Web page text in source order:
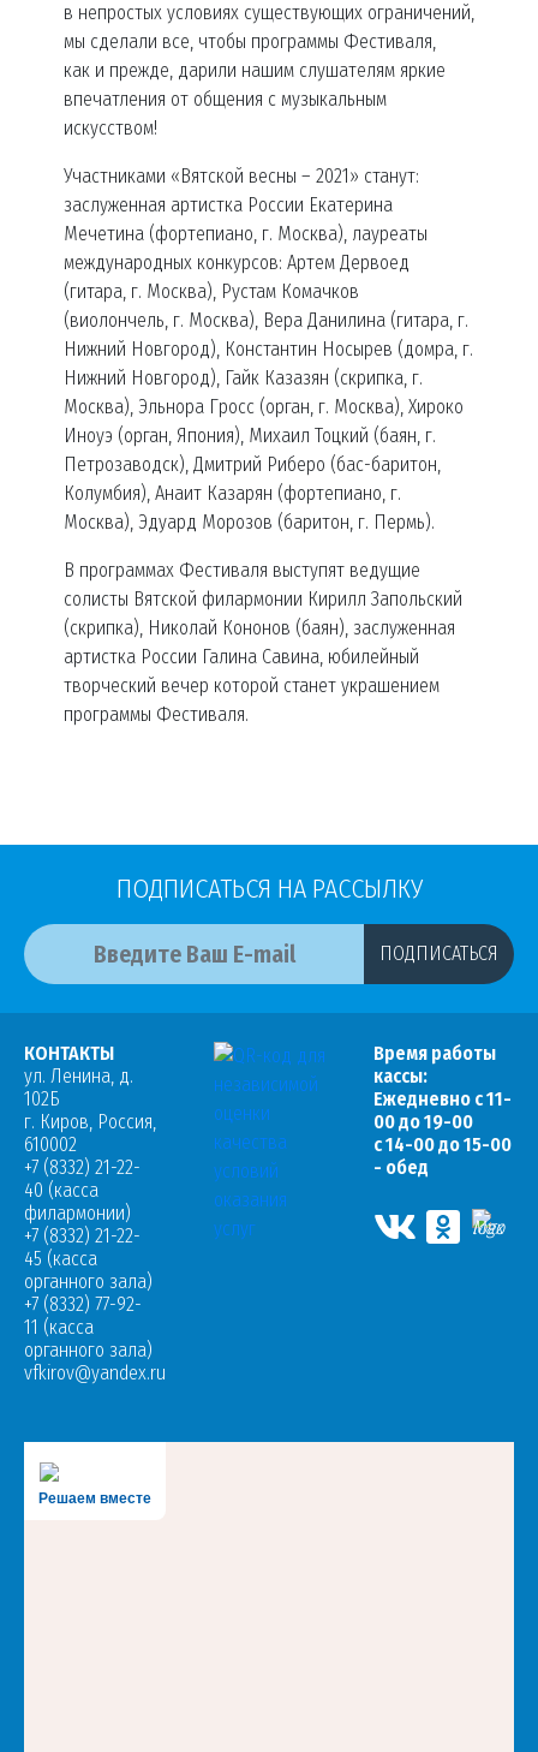
в непростых условиях существующих ограничений,
мы сделали все, чтобы программы Фестиваля,
как и прежде, дарили нашим слушателям яркие
впечатления от общения с музыкальным
искусством!
Участниками «Вятской весны – 2021» станут:
заслуженная артистка России Екатерина
Мечетина (фортепиано, г. Москва), лауреаты
международных конкурсов: Артем Дервоед
(гитара, г. Москва), Рустам Комачков
(виолончель, г. Москва), Вера Данилина (гитара, г.
Нижний Новгород), Константин Носырев (домра, г.
Нижний Новгород), Гайк Казазян (скрипка, г.
Москва), Эльнора Гросс (орган, г. Москва), Хироко
Иноуэ (орган, Япония), Михаил Тоцкий (баян, г.
Петрозаводск), Дмитрий Риберо (бас-баритон,
Колумбия), Анаит Казарян (фортепиано, г.
Москва), Эдуард Морозов (баритон, г. Пермь).
В программах Фестиваля выступят ведущие
солисты Вятской филармонии Кирилл Запольский
(скрипка), Николай Кононов (баян), заслуженная
артистка России Галина Савина, юбилейный
творческий вечер которой станет украшением
программы Фестиваля.
ПОДПИСАТЬСЯ НА РАССЫЛКУ
ПОДПИСАТЬСЯ
КОНТАКТЫ
ул. Ленина, д.
102Б
г. Киров, Россия,
610002
+7 (8332) 21-22-
40 (касса
филармонии)
+7 (8332) 21-22-
45 (касса
органного зала)
+7 (8332) 77-92-
11 (касса
органного зала)
vfkirov@yandex.ru
Время работы
кассы:
Ежедневно с 11-
00 до 19-00
с 14-00 до 15-00
- обед
Решаем вместе